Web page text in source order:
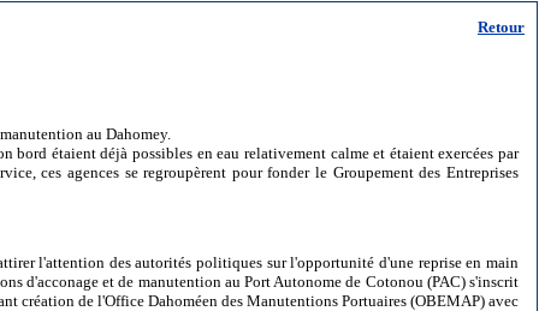
Retour
au Dahomey.
étaient déjà possibles en eau relativement calme et étaient exercées par
ces agences se regroupèrent pour fonder le Groupement des Entreprises
l'attention des autorités politiques sur l'opportunité d'une reprise en main
d'acconage et de manutention au Port Autonome de Cotonou (PAC) s'inscrit
création de l'Office Dahoméen des Manutentions Portuaires (OBEMAP) avec